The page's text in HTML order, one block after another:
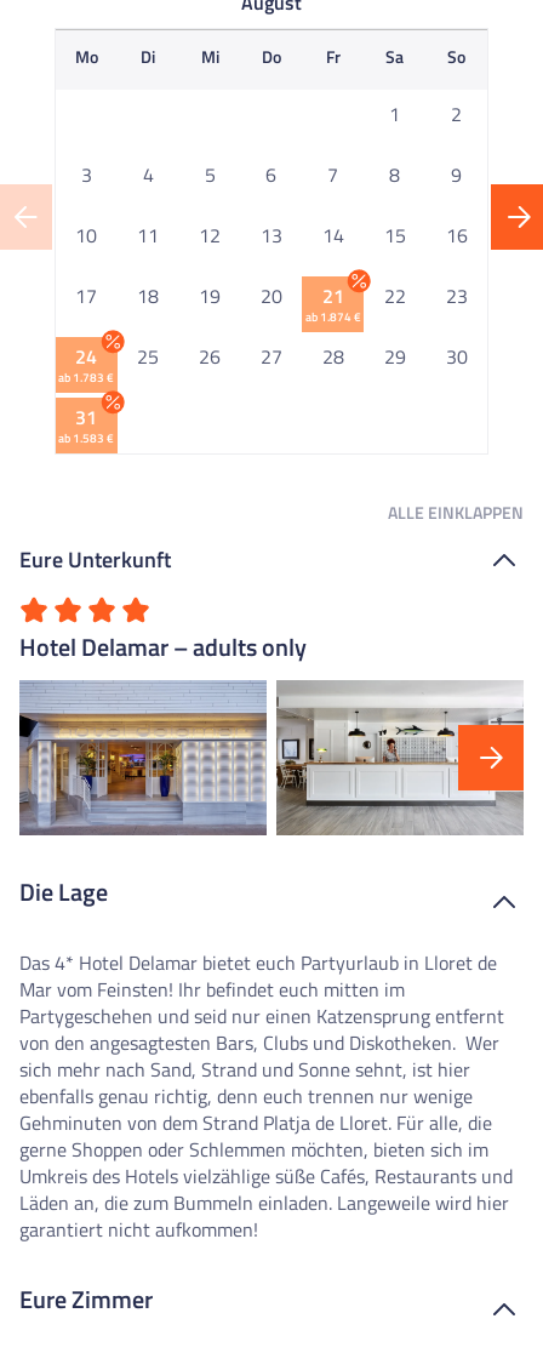
Mo Di Mi Do Fr Sa So
1 2
3 4 5 6 7 8 9
10 11 12 13 14 15 16
17 18 19 20 21
ab 1.874 €
22 23
24
ab 1.783 €
25 26 27 28 29 30
31
ab 1.583 €
ALLE EINKLAPPEN
Eure Unterkunft
Hotel Delamar – adults only
Die Lage
Das 4* Hotel Delamar bietet euch Partyurlaub in Lloret de
Mar vom Feinsten! Ihr befindet euch mitten im
Partygeschehen und seid nur einen Katzensprung entfernt
von den angesagtesten Bars, Clubs und Diskotheken. Wer
sich mehr nach Sand, Strand und Sonne sehnt, ist hier
ebenfalls genau richtig, denn euch trennen nur wenige
Gehminuten von dem Strand Platja de Lloret. Für alle, die
gerne Shoppen oder Schlemmen möchten, bieten sich im
Umkreis des Hotels vielzählige süße Cafés, Restaurants und
Läden an, die zum Bummeln einladen. Langeweile wird hier
garantiert nicht aufkommen!
Eure Zimmer